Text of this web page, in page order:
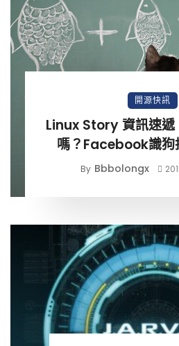
開源快訊
Linux Story 資訊速遞
嗎？Facebook識狗
By Bbbolongx